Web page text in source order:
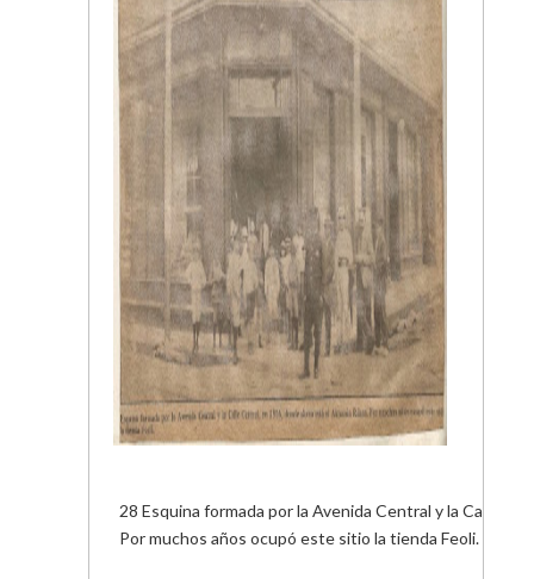
28 Esquina formada por la Avenida Central y la Calle
Por muchos años ocupó este sitio la tienda Feoli.